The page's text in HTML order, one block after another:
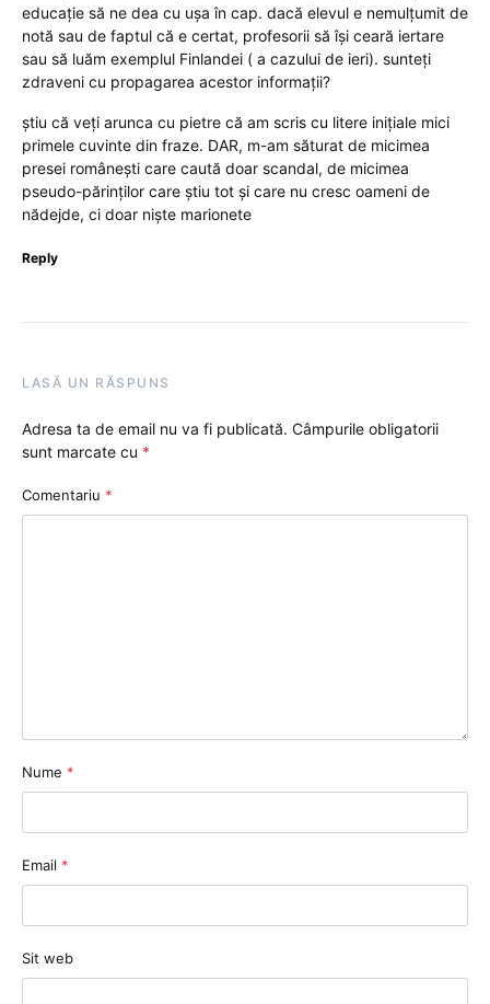
educație să ne dea cu ușa în cap. dacă elevul e nemulțumit de
notă sau de faptul că e certat, profesorii să își ceară iertare
sau să luăm exemplul Finlandei ( a cazului de ieri). sunteți
zdraveni cu propagarea acestor informații?
știu că veți arunca cu pietre că am scris cu litere inițiale mici
primele cuvinte din fraze. DAR, m-am săturat de micimea
presei românești care caută doar scandal, de micimea
pseudo-părinților care știu tot și care nu cresc oameni de
nădejde, ci doar niște marionete
Reply
LASĂ UN RĂSPUNS
Adresa ta de email nu va fi publicată. Câmpurile obligatorii
sunt marcate cu *
Comentariu *
Nume *
Email *
Sit web